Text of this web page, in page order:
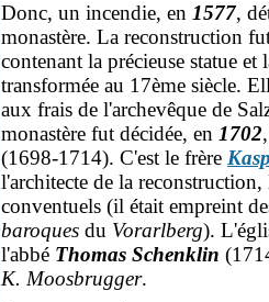
Donc, un incendie, en 1577,
monastère. La reconstruction
contenant la précieuse statue
transformée au 17ème siècle.
aux frais de l'archevêque de
monastère fut décidée, en 1702
(1698-1714). C'est le frère
l'architecte de la
conventuels (il était empreint
baroques du Vorarlberg).
l'abbé Thomas Schenklin
K. Moosbrugger.